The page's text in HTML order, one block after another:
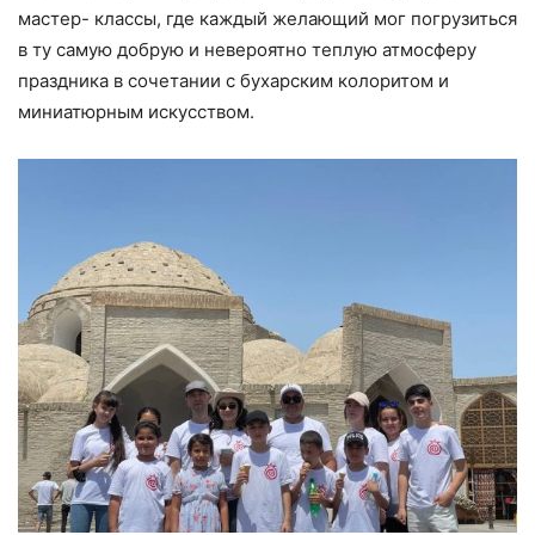
мастер- классы, где каждый желающий мог погрузиться
в ту самую добрую и невероятно теплую атмосферу
праздника в сочетании с бухарским колоритом и
миниатюрным искусством.